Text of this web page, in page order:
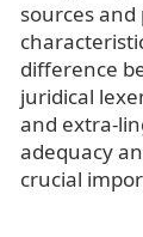
sources
difference
juridical
and extra-
adequacy
crucial